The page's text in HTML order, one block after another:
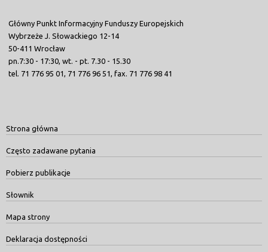
Główny Punkt Informacyjny Funduszy Europejskich
Wybrzeże J. Słowackiego 12-14
50-411 Wrocław
pn.7:30 - 17:30, wt. - pt. 7.30 - 15.30
tel. 71 776 95 01, 71 776 96 51, fax. 71 776 98 41
Strona główna
Często zadawane pytania
Pobierz publikacje
Słownik
Mapa strony
Deklaracja dostępności